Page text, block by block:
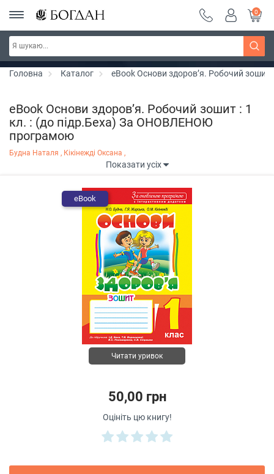
РОЗПРОДАЖ ~ 150 грн ~ 200 грн ~ 250 грн ~
300 грн ~ РОЗПРОДАЖ
Дізнатись більше
0
Головна Каталог eBook Основи здоров’я. Робочий
eBook Основи здоров’я. Робочий зошит : 1
кл. : (до підр.Беха) За ОНОВЛЕНОЮ
програмою
Будна Наталя , Кікінежді Оксана ,
Показати усіх
eBook
Читати уривок
50,00 грн
Оцініть цю книгу!